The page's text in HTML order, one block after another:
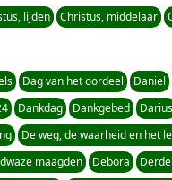
lijden Christus, middelaar
Dag van het oordeel Daniel
Dankdag Dankgebed Darius
De weg, de waarheid en het
maagden
Debora